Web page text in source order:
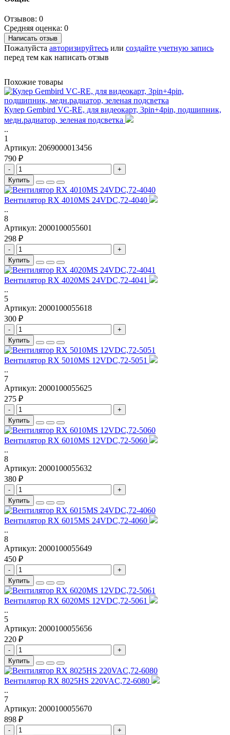
Отзывов: 0
Средняя оценка: 0
Написать отзыв
Пожалуйста авторизируйтесь или создайте учетную запись
перед тем как написать отзыв
Похожие товары
Кулер Gembird VC-RE, для видеокарт, 3pin+4pin, подшипник,
медн.радиатор, зеленая подсветка
..
1
Артикул: 2069000013456
790 ₽
-
+
Купить
Вентилятор RX 4010MS 24VDC,72-4040
..
8
Артикул: 2000100055601
298 ₽
-
+
Купить
Вентилятор RX 4020MS 24VDC,72-4041
..
5
Артикул: 2000100055618
300 ₽
-
+
Купить
Вентилятор RX 5010MS 12VDC,72-5051
..
7
Артикул: 2000100055625
275 ₽
-
+
Купить
Вентилятор RX 6010MS 12VDC,72-5060
..
8
Артикул: 2000100055632
380 ₽
-
+
Купить
Вентилятор RX 6015MS 24VDC,72-4060
..
8
Артикул: 2000100055649
450 ₽
-
+
Купить
Вентилятор RX 6020MS 12VDC,72-5061
..
5
Артикул: 2000100055656
220 ₽
-
+
Купить
Вентилятор RX 8025HS 220VAC,72-6080
..
7
Артикул: 2000100055670
898 ₽
-
+